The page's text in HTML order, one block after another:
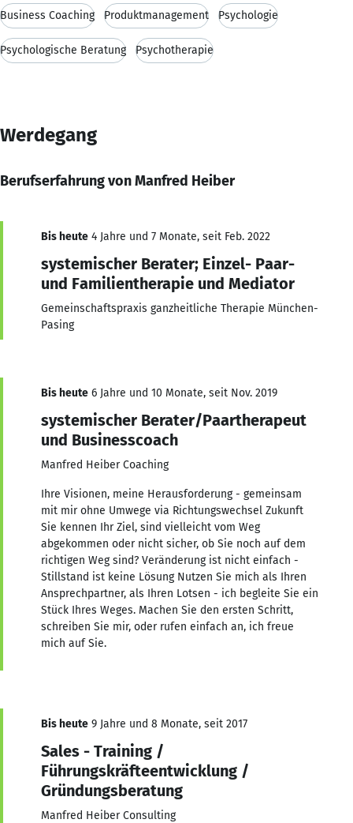
Business Coaching Produktmanagement Psychologie
Psychologische Beratung Psychotherapie
Werdegang
Berufserfahrung von Manfred Heiber
Bis heute 4 Jahre und 7 Monate, seit Feb. 2022
systemischer Berater; Einzel- Paar-
und Familientherapie und Mediator
Gemeinschaftspraxis ganzheitliche Therapie München-
Pasing
Bis heute 6 Jahre und 10 Monate, seit Nov. 2019
systemischer Berater/Paartherapeut
und Businesscoach
Manfred Heiber Coaching
Ihre Visionen, meine Herausforderung - gemeinsam
mit mir ohne Umwege via Richtungswechsel Zukunft
Sie kennen Ihr Ziel, sind vielleicht vom Weg
abgekommen oder nicht sicher, ob Sie noch auf dem
richtigen Weg sind? Veränderung ist nicht einfach -
Stillstand ist keine Lösung Nutzen Sie mich als Ihren
Ansprechpartner, als Ihren Lotsen - ich begleite Sie ein
Stück Ihres Weges. Machen Sie den ersten Schritt,
schreiben Sie mir, oder rufen einfach an, ich freue
mich auf Sie.
Bis heute 9 Jahre und 8 Monate, seit 2017
Sales - Training /
Führungskräfteentwicklung /
Gründungsberatung
Manfred Heiber Consulting